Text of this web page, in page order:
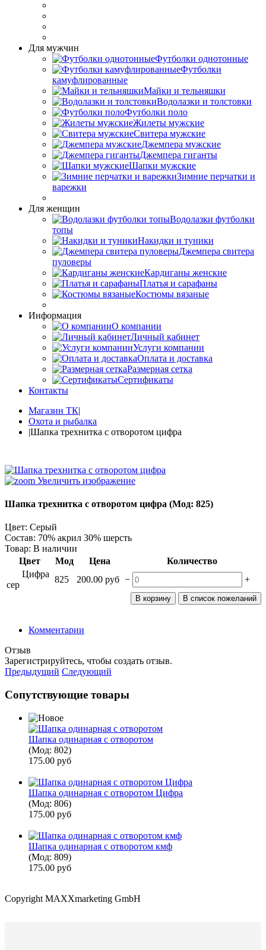
Для мужчин
Футболки однотонные
Футболки
камуфлированные
Майки и тельняшки
Водолазки и толстовки
Футболки поло
Жилеты мужские
Свитера мужские
Джемпера мужские
Джемпера гиганты
Шапки мужские
Зимние перчатки и
варежки
Для женщин
Водолазки футболки
топы
Накидки и туники
Джемпера свитера
пуловеры
Кардиганы женские
Платья и сарафаны
Костюмы вязаные
Информация
О компании
Личный кабинет
Услуги компании
Оплата и доставка
Размерная сетка
Сертификаты
Контакты
Магазин ТК|
Охота и рыбалка
|Шапка трехнитка с отворотом цифра
Увеличить изображение
Шапка трехнитка с отворотом цифра (Мод: 825)
Цвет: Серый
Состав: 70% акрил 30% шерсть
Товар: В наличии
Цвет
Мод Цена
Количество
Цифра
сер
825 200.00 руб − +
Комментарии
Отзыв
Зарегистрируйтесь, чтобы создать отзыв.
Предыдущий Следующий
Сопутствующие товары
Шапка одинарная с отворотом
(Мод: 802)
175.00 руб
Шапка одинарная с отворотом Цифра
(Мод: 806)
175.00 руб
Шапка одинарная с отворотом кмф
(Мод: 809)
175.00 руб
Copyright MAXXmarketing GmbH